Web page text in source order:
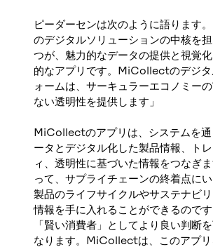
ピーダーセンは次のように語ります
のデジタルソリューションの中核を
つが、魅力的なデータの提供と視覚
的なアプリです。MiCollectのデジタ
ォームは、サーキュラーエコノミー
ない透明性を提供します」
MiCollectのアプリは、システムを通
ータとデジタル化した製品情報、ト
ィ、透明性に基づいた情報をつなぎ
って、サプライチェーンの終着点にい
製品のライフサイクルやサステナビ
情報を手に入れることができるのです
「賢い消費者」としてより良い判断
なります。MiCollectは、このアプリ